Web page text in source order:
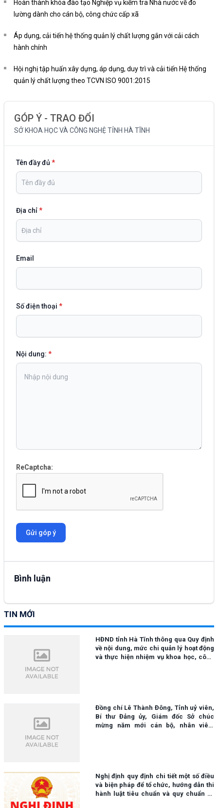
Hoàn thành khóa đào tạo Nghiệp vụ kiểm tra Nhà nước về đo
lường dành cho cán bộ, công chức cấp xã
Áp dụng, cải tiến hệ thống quản lý chất lượng gắn với cải cách
hành chính
Hội nghị tập huấn xây dựng, áp dụng, duy trì và cải tiến Hệ thống
quản lý chất lượng theo TCVN ISO 9001:2015
GÓP Ý - TRAO ĐỔI
SỞ KHOA HỌC VÀ CÔNG NGHỆ TỈNH HÀ TĨNH
Tên đầy đủ *
Địa chỉ*
Email
Số điện thoại *
Nội dung: *
ReCaptcha:
Gửi góp ý
Bình luận
TIN MỚI
HĐND tỉnh Hà Tĩnh thông qua Quy định
về nội dung, mức chi quản lý hoạt động
và thực hiện nhiệm vụ khoa học, công
Đồng chí Lê Thành Đông, Tỉnh uỷ viên,
Bí thư Đảng ủy, Giám đốc Sở chúc
mừng năm mới cán bộ, nhân viên,
Nghị định quy định chi tiết một số điều
và biện pháp để tổ chức, hướng dẫn thi
hành luật tiêu chuẩn và quy chuẩn kỹ